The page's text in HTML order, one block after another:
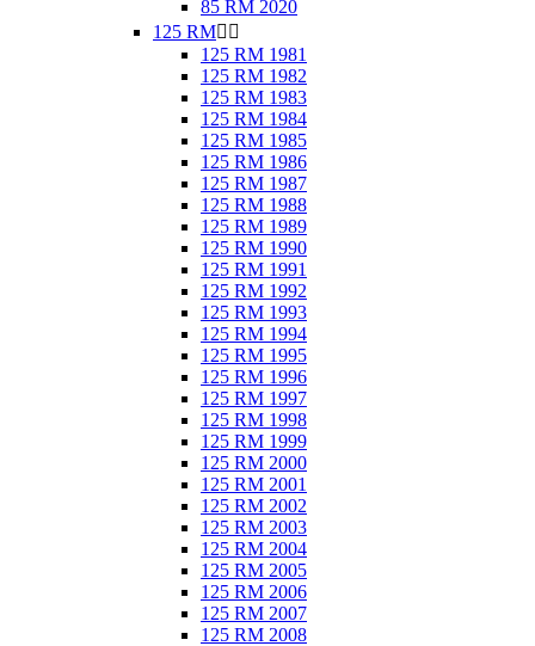
85 RM 2020
125 RM 
125 RM 1981
125 RM 1982
125 RM 1983
125 RM 1984
125 RM 1985
125 RM 1986
125 RM 1987
125 RM 1988
125 RM 1989
125 RM 1990
125 RM 1991
125 RM 1992
125 RM 1993
125 RM 1994
125 RM 1995
125 RM 1996
125 RM 1997
125 RM 1998
125 RM 1999
125 RM 2000
125 RM 2001
125 RM 2002
125 RM 2003
125 RM 2004
125 RM 2005
125 RM 2006
125 RM 2007
125 RM 2008